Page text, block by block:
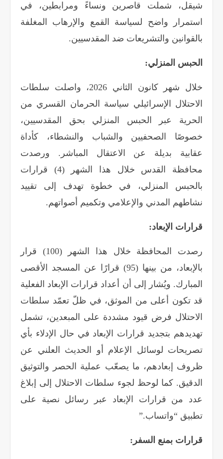
شيقل، شملت قاصرين ونساءً ومرابطين، في
استمرار واضح لسياسة القمع والإرهاب المغلفة
بالقوانين والتشريعات ضد المقدسيين.
الحبس المنزلي:
خلال شهر كانون الثاني 2026، واصلت سلطات
الاحتلال الإسرائيلي سياسة الحرمان القسري من
الحرية عبر الحبس المنزلي بحق المقدسيين،
خصوصًا الصحفيين والشباب والنشطاء، كأداة
عقابية بديلة عن الاعتقال المباشر. ورصدت
محافظة القدس خلال هذا الشهر (4) قرارات
بالحبس المنزلي، في خطوة تهدف إلى تقييد
نشاطهم المدني والإعلامي وتكميم أصواتهم.
قرارات الإبعاد:
رصدت المحافظة خلال هذا الشهر (100) قرار
بالإبعاد، من بينها (95) قرارًا عن المسجد الأقصى
المبارك. ويُشار إلى أن أعداد قرارات الإبعاد الفعلية
قد تكون أعلى من الموثق، في ظلّ تعمّد سلطات
الاحتلال فرض قيود مشددة على المبعدين، تشمل
تهديدهم بتجديد قرارات الإبعاد في حال الإدلاء بأي
تصريحات لوسائل الإعلام أو الحديث العلني عن
ظروف إبعادهم، ما يصعّب عملية الحصر والتوثيق
الدقيق. كما لوحظ لجوء سلطات الاحتلال إلى إبلاغ
عدد من قرارات الإبعاد عبر رسائل نصية على
تطبيق “واتساب”.
قرارات بمنع السفر :